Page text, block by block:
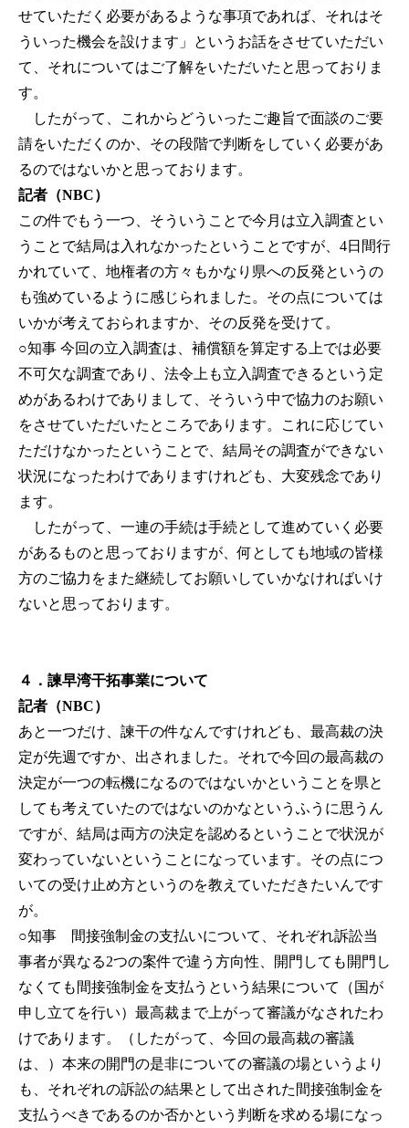
せていただく必要があるような事項であれば、それはそ
ういった機会を設けます」というお話をさせていただい
て、それについてはご了解をいただいたと思っておりま
す。
したがって、これからどういったご趣旨で面談のご要
請をいただくのか、その段階で判断をしていく必要があ
るのではないかと思っております。
記者（NBC）
この件でもう一つ、そういうことで今月は立入調査とい
うことで結局は入れなかったということですが、4日間行
かれていて、地権者の方々もかなり県への反発というの
も強めているように感じられました。その点については
いかが考えておられますか、その反発を受けて。
○知事 今回の立入調査は、補償額を算定する上では必要
不可欠な調査であり、法令上も立入調査できるという定
めがあるわけでありまして、そういう中で協力のお願い
をさせていただいたところであります。これに応じてい
ただけなかったということで、結局その調査ができない
状況になったわけでありますけれども、大変残念であり
ます。
したがって、一連の手続は手続として進めていく必要
があるものと思っておりますが、何としても地域の皆様
方のご協力をまた継続してお願いしていかなければいけ
ないと思っております。
４．諫早湾干拓事業について
記者（NBC）
あと一つだけ、諫干の件なんですけれども、最高裁の決
定が先週ですか、出されました。それで今回の最高裁の
決定が一つの転機になるのではないかということを県と
しても考えていたのではないのかなというふうに思うん
ですが、結局は両方の決定を認めるということで状況が
変わっていないということになっています。その点につ
いての受け止め方というのを教えていただきたいんです
が。
○知事 間接強制金の支払いについて、それぞれ訴訟当
事者が異なる2つの案件で違う方向性、開門しても開門し
なくても間接強制金を支払うという結果について（国が
申し立てを行い）最高裁まで上がって審議がなされたわ
けであります。（したがって、今回の最高裁の審議
は、）本来の開門の是非についての審議の場というより
も、それぞれの訴訟の結果として出された間接強制金を
支払うべきであるのか否かという判断を求める場になっ